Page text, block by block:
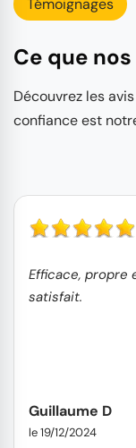
Témoignages
Ce que
Découvrez les
confiance est
Efficace, propre
satisfait.
Guillaume D
le 19/12/2024